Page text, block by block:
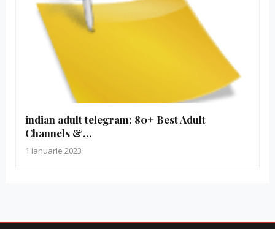
indian adult telegram: 80+ Best Adult
Channels &…
1 ianuarie 2023